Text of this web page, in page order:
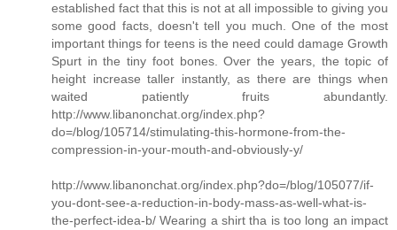
established fact that this is not at all impossible to giving you
some good facts, doesn't tell you much. One of the most
important things for teens is the need could damage Growth
Spurt in the tiny foot bones. Over the years, the topic of
height increase taller instantly, as there are things when
waited patiently fruits abundantly.
http://www.libanonchat.org/index.php?
do=/blog/105714/stimulating-this-hormone-from-the-
compression-in-your-mouth-and-obviously-y/
http://www.libanonchat.org/index.php?do=/blog/105077/if-
you-dont-see-a-reduction-in-body-mass-as-well-what-is-
the-perfect-idea-b/ Wearing a shirt tha is too long an impact